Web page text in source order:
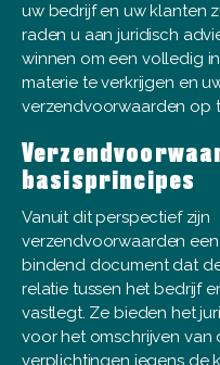
uw bedrijf en uw klanten
raden u aan juridisch
winnen om een volledig
materie te verkrijgen en
verzendvoorwaarden op
basisprincipes
Vanuit dit perspectief zijn
verzendvoorwaarden een
bindend document dat
relatie tussen het bedrijf
vastlegt. Ze bieden het
voor het omschrijven van
verplichtingen jegens de